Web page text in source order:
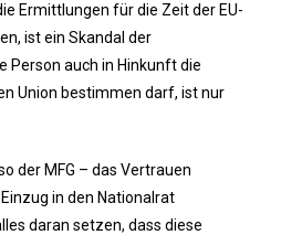
Ermittlungen für die Zeit der EU-
ist ein Skandal der
Person auch in Hinkunft die
Union bestimmen darf, ist nur
der MFG – das Vertrauen
in den Nationalrat
daran setzen, dass diese